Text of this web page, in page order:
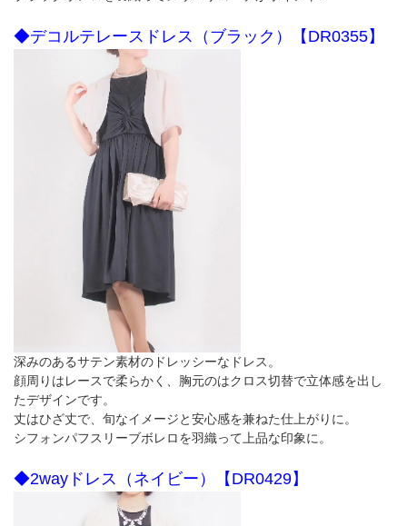
◆デコルテレースドレス（ブラック）【DR0355】
深みのあるサテン素材のドレッシーなドレス。
顔周りはレースで柔らかく、胸元のはクロス切替で立体感を出し
たデザインです。
丈はひざ丈で、旬なイメージと安心感を兼ねた仕上がりに。
シフォンパフスリーブボレロを羽織って上品な印象に。
◆2wayドレス（ネイビー）【DR0429】